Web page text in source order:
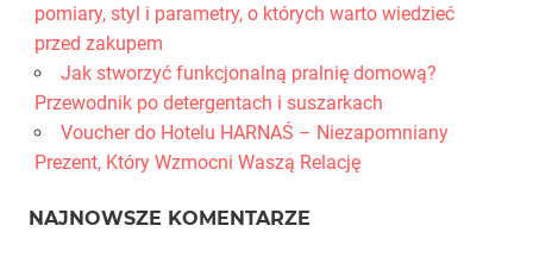
pomiary, styl i parametry, o których warto wiedzieć
przed zakupem
Jak stworzyć funkcjonalną pralnię domową?
Przewodnik po detergentach i suszarkach
Voucher do Hotelu HARNAŚ – Niezapomniany
Prezent, Który Wzmocni Waszą Relację
NAJNOWSZE KOMENTARZE